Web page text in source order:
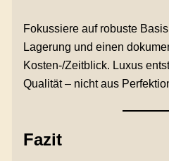
Fokussiere auf robuste
Lagerung und einen
Kosten-/Zeitblick. Luxus
Qualität – nicht aus
Fazit